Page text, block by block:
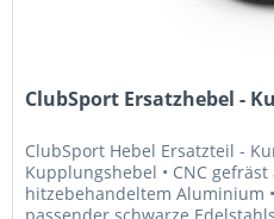
ClubSport Ersatzhebel -
ClubSport Hebel Ersatzteil -
Kupplungshebel • CNC
hitzebehandeltem Aluminium